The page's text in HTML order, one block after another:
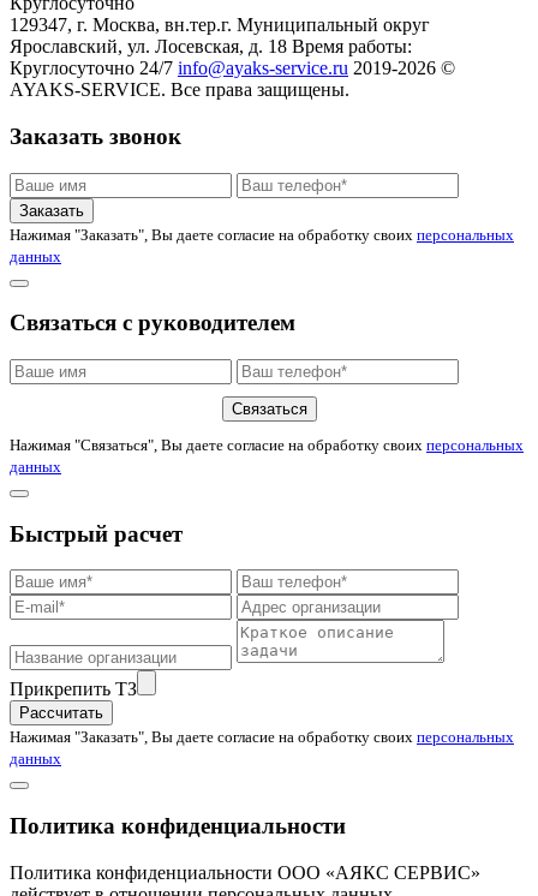
129347, г. Москва, вн.тер.г. Муниципальный округ
Ярославский, ул. Лосевская, д. 18 Время работы:
Круглосуточно 24/7 info@ayaks-service.ru 2019-2026 ©
AYAKS-SERVICE. Все права защищены.
Заказать звонок
Заказать
Нажимая "Заказать", Вы даете согласие на обработку своих персональных
данных
Связаться с руководителем
Связаться
Нажимая "Связаться", Вы даете согласие на обработку своих персональных
данных
Быстрый расчет
Прикрепить ТЗ
Рассчитать
Нажимая "Заказать", Вы даете согласие на обработку своих персональных
данных
Политика конфиденциальности
Политика конфиденциальности ООО «АЯКС СЕРВИС»